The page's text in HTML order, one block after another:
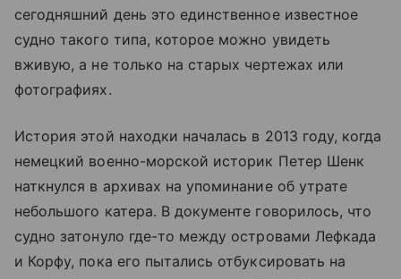
сегодняшний день это единственное известное
судно такого типа, которое можно увидеть
вживую, а не только на старых чертежах или
фотографиях.
История этой находки началась в 2013 году, когда
немецкий военно-морской историк Петер Шенк
наткнулся в архивах на упоминание об утрате
небольшого катера. В документе говорилось, что
судно затонуло где-то между островами Лефкада
и Корфу, пока его пытались отбуксировать на